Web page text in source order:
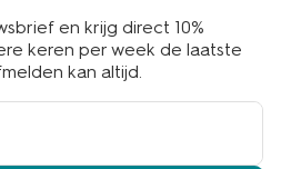
en krijg direct 10%
keren per week de laatste
kan altijd.